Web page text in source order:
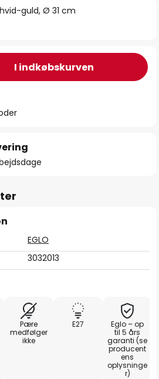
guld, Ø 31 cm
I indkøbskurven
EGLO
3032013
Pære
medfølger
ikke
E27
Eglo – op
til 5 års
garanti (se
producent
ens
oplysninge
r)